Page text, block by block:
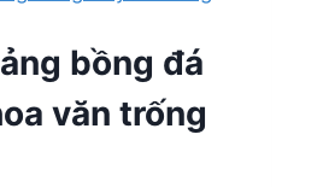
bồng đá
văn trống